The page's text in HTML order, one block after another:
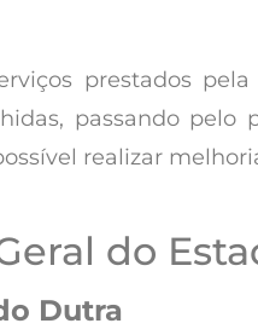
prestados
passando
realizar
do
Dutra